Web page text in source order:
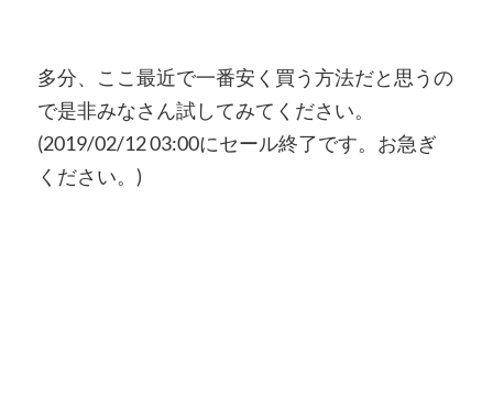
多分、ここ最近で一番安く買う方法だと思うの
で是非みなさん試してみてください。
(2019/02/12 03:00にセール終了です。お急ぎ
ください。)